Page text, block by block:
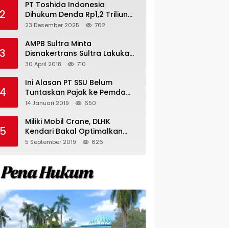
2
PT Toshida Indonesia
Dihukum Denda Rp1,2 Triliun
atas Aktivitas Tambang
23 Desember 2025 762
3
AMPB Sultra Minta
Disnakertrans Sultra Lakukan
Sweeping TKA
30 April 2018 710
4
Ini Alasan PT SSU Belum
Tuntaskan Pajak ke Pemda
Bombana Sebesar Rp8 Miliar
14 Januari 2019 650
5
Miliki Mobil Crane, DLHK
Kendari Bakal Optimalkan
Pangkas Pohon Peneduh
5 September 2019 626